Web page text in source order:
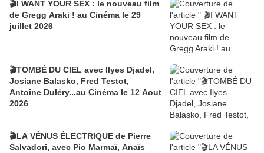
🎬I WANT YOUR SEX : le nouveau film
de Gregg Araki ! au Cinéma le 29
juillet 2026
🎬TOMBÉ DU CIEL avec Ilyes Djadel,
Josiane Balasko, Fred Testot,
Antoine Duléry...au Cinéma le 12 Aout
2026
🎬LA VÉNUS ÉLECTRIQUE de Pierre
Salvadori, avec Pio Marmaï, Anaïs